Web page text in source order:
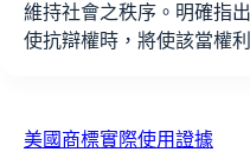
維持社會之秩序。明確指
使抗辯權時，將使該當權
美國商標實際使用證據